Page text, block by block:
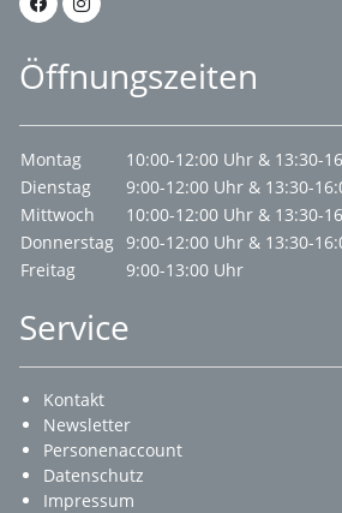
Öffnungszeiten
Montag
10:00-12:00 Uhr & 13:30-
Dienstag
9:00-12:00 Uhr & 13:30-
Mittwoch
10:00-12:00 Uhr & 13:30-
Donnerstag 9:00-12:00 Uhr & 13:30-
Freitag
9:00-13:00 Uhr
Service
Kontakt
Newsletter
Personenaccount
Datenschutz
Impressum